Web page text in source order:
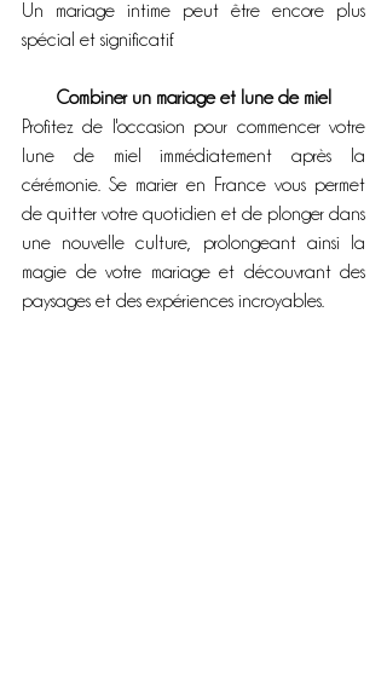
Un mariage intime peut être encore plus
spécial et significatif.
Combiner un mariage et lune de miel
Profitez de l'occasion pour commencer votre
lune de miel immédiatement après la
cérémonie. Se marier en France vous permet
de quitter votre quotidien et de plonger dans
une nouvelle culture, prolongeant ainsi la
magie de votre mariage et découvrant des
paysages et des expériences incroyables.